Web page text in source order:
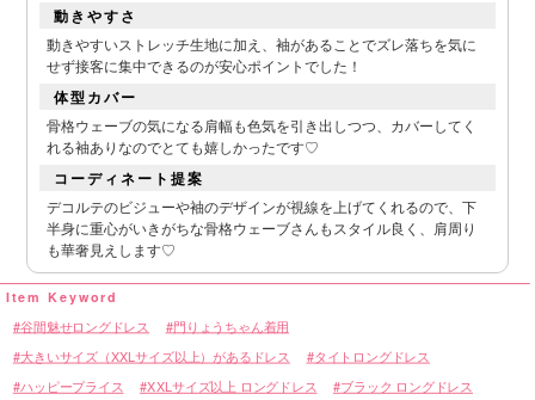
動きやすさ
動きやすいストレッチ生地に加え、袖があることでズレ落ちを気に
せず接客に集中できるのが安心ポイントでした！
体型カバー
骨格ウェーブの気になる肩幅も色気を引き出しつつ、カバーしてく
れる袖ありなのでとても嬉しかったです♡
コーディネート提案
デコルテのビジューや袖のデザインが視線を上げてくれるので、下
半身に重心がいきがちな骨格ウェーブさんもスタイル良く、肩周り
も華奢見えします♡
谷間魅せロングドレス 門りょうちゃん着用
大きいサイズ（XXLサイズ以上）があるドレス タイトロングドレス
ハッピープライス XXLサイズ以上 ロングドレス
ブラック ロングドレス